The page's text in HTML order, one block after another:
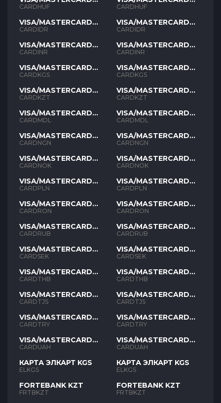
HUF
CARDHUF
VISA/MASTERCARD
IDR
CARDIDR
VISA/MASTERCARD
INR
CARDINR
VISA/MASTERCARD
KGS
CARDKGS
VISA/MASTERCARD
KZT
CARDKZT
VISA/MASTERCARD
MDL
CARDMDL
VISA/MASTERCARD
NGN
CARDNGN
VISA/MASTERCARD
NOK
CARDNOK
VISA/MASTERCARD
PLN
CARDPLN
VISA/MASTERCARD
RON
CARDRON
VISA/MASTERCARD
RUB
CARDRUB
VISA/MASTERCARD
SEK
CARDSEK
VISA/MASTERCARD
THB
CARDTHB
VISA/MASTERCARD
TJS
CARDTJS
VISA/MASTERCARD
TYR
CARDTRY
VISA/MASTERCARD
UAH
CARDUAH
КАРТА ЭЛКАРТ KGS
ELKGS
FORTEBANK KZT
FRTBKZT
HUF
CARDHUF
VISA/MASTERCARD
IDR
CARDIDR
VISA/MASTERCARD
INR
CARDINR
VISA/MASTERCARD
KGS
CARDKGS
VISA/MASTERCARD
KZT
CARDKZT
VISA/MASTERCARD
MDL
CARDMDL
VISA/MASTERCARD
NGN
CARDNGN
VISA/MASTERCARD
NOK
CARDNOK
VISA/MASTERCARD
PLN
CARDPLN
VISA/MASTERCARD
RON
CARDRON
VISA/MASTERCARD
RUB
CARDRUB
VISA/MASTERCARD
SEK
CARDSEK
VISA/MASTERCARD
THB
CARDTHB
VISA/MASTERCARD
TJS
CARDTJS
VISA/MASTERCARD
TYR
CARDTRY
VISA/MASTERCARD
UAH
CARDUAH
КАРТА ЭЛКАРТ KGS
ELKGS
FORTEBANK KZT
FRTBKZT